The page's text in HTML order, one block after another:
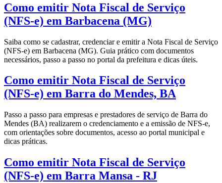
Como emitir Nota Fiscal de Serviço
(NFS-e) em Barbacena (MG)
Saiba como se cadastrar, credenciar e emitir a Nota Fiscal de Serviço
(NFS-e) em Barbacena (MG). Guia prático com documentos
necessários, passo a passo no portal da prefeitura e dicas úteis.
Como emitir Nota Fiscal de Serviço
(NFS-e) em Barra do Mendes, BA
Passo a passo para empresas e prestadores de serviço de Barra do
Mendes (BA) realizarem o credenciamento e a emissão de NFS-e,
com orientações sobre documentos, acesso ao portal municipal e
dicas práticas.
Como emitir Nota Fiscal de Serviço
(NFS-e) em Barra Mansa - RJ